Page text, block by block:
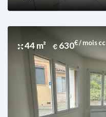
44 m² 630€ / mois cc